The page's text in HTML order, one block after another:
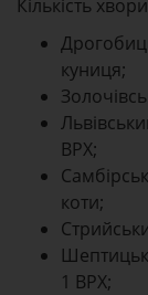
Кількість
куниця;
ВРХ;
коти;
1 ВРХ;